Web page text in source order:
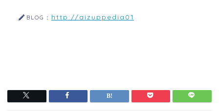
BLOG： http://aizuppedia01